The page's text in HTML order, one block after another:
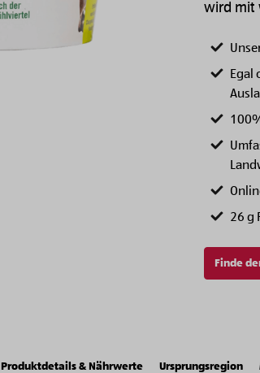
wird mit
Egal
26 g
Finde
Produktdetails & Nährwerte Ursprungsregion